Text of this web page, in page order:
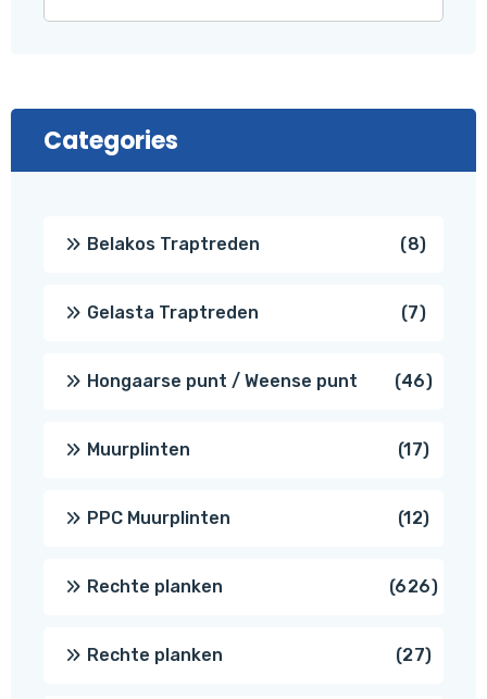
Categories
Belakos Traptreden 88
Gelasta Traptreden 77
Hongaarse punt / Weense punt 4646
Muurplinten 1717
PPC Muurplinten 1212
Rechte planken 626626
Rechte planken 2727